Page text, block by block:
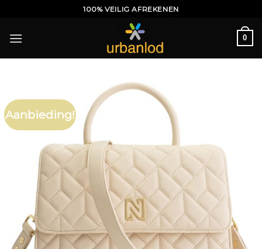
inhoud
100% VEILIG AFREKENEN
0
Aanbieding!